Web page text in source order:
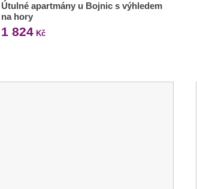
Útulné apartmány u Bojnic s výhledem
na hory
1 824Kč